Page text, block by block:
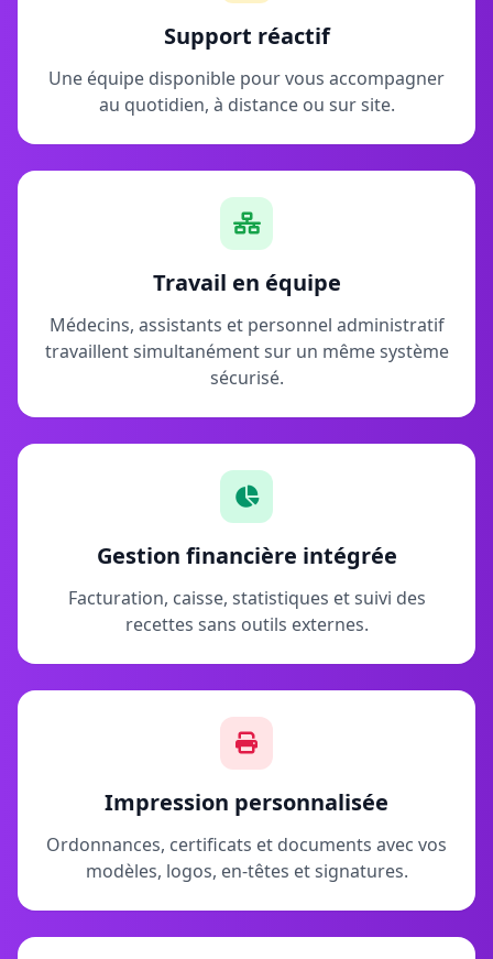
Support réactif
Une équipe disponible pour vous accompagner
au quotidien, à distance ou sur site.
Travail en équipe
Médecins, assistants et personnel administratif
travaillent simultanément sur un même système
sécurisé.
Gestion financière intégrée
Facturation, caisse, statistiques et suivi des
recettes sans outils externes.
Impression personnalisée
Ordonnances, certificats et documents avec vos
modèles, logos, en-têtes et signatures.